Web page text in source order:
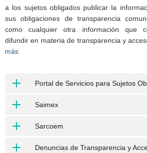
a los sujetos obligados publicar la
sus obligaciones de transparencia
como cualquier otra información que
difundir en materia de transparencia y
más
Portal de Servicios para Sujetos
Saimex
Sarcoem
Denuncias de Transparencia y